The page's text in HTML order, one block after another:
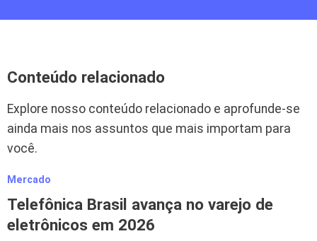
Conteúdo relacionado
Explore nosso conteúdo relacionado e aprofunde-se
ainda mais nos assuntos que mais importam para
você.
Mercado
Telefônica Brasil avança no varejo de
eletrônicos em 2026